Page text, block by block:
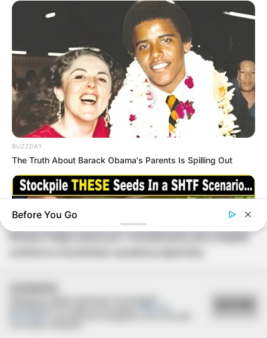
VEJA TAMBÉM
BUZZDAY
The Truth About Barack Obama's Parents Is Spilling Out
Before You Go